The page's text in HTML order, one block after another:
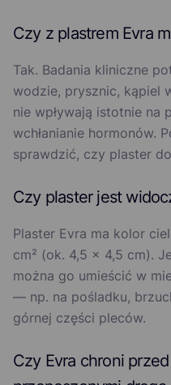
Czy z plastrem Evra
Tak. Badania kliniczne
wodzie, prysznic, kąpiel
nie wpływają istotnie na
wchłanianie hormonów.
sprawdzić, czy plaster
Czy plaster jest
Plaster Evra ma kolor
cm² (ok. 4,5 × 4,5 cm).
można go umieścić w
— np. na pośladku,
górnej części pleców.
Czy Evra chroni